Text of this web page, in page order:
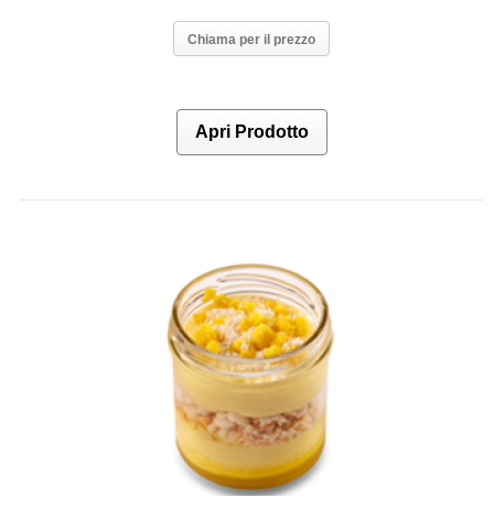
Chiama per il prezzo
Apri Prodotto